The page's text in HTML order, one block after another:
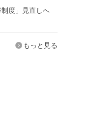
度」見直しへ
もっと見る